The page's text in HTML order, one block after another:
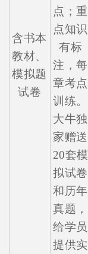
含书本
教材、
模拟题
试卷
点；重
点知识
有标
注，每
章考点
训练。
大牛独
家赠送
20套模
拟试卷
和历年
真题，
给学员
提供实